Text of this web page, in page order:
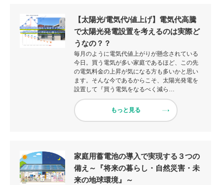
【太陽光/電気代/値上げ】電気代高騰
で太陽光発電設置を考えるのは実際ど
うなの？？
毎月のように電気代値上がりが懸念されている
今日。買う電気が多い家庭であるほど、この先
の電気料金の上昇が気になる方も多いかと思い
ます。そんな今であるからこそ、太陽光発電を
設置して『買う電気をなるべく減ら…
もっと見る
家庭用蓄電池の導入で実現する３つの
備え～『将来の暮らし・自然災害・未
来の地球環境』～